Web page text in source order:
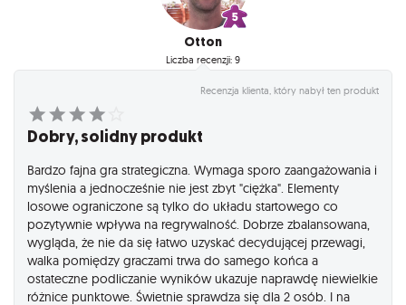
Otton
Liczba recenzji: 9
Recenzja klienta, który nabył ten produkt
Dobry, solidny produkt
Bardzo fajna gra strategiczna. Wymaga sporo zaangażowania i
myślenia a jednocześnie nie jest zbyt "ciężka". Elementy
losowe ograniczone są tylko do układu startowego co
pozytywnie wpływa na regrywalność. Dobrze zbalansowana,
wygląda, że nie da się łatwo uzyskać decydującej przewagi,
walka pomiędzy graczami trwa do samego końca a
ostateczne podliczanie wyników ukazuje naprawdę niewielkie
różnice punktowe. Świetnie sprawdza się dla 2 osób. I na